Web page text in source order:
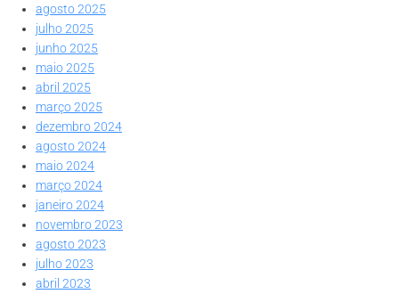
agosto 2025
julho 2025
junho 2025
maio 2025
abril 2025
março 2025
dezembro 2024
agosto 2024
maio 2024
março 2024
janeiro 2024
novembro 2023
agosto 2023
julho 2023
abril 2023